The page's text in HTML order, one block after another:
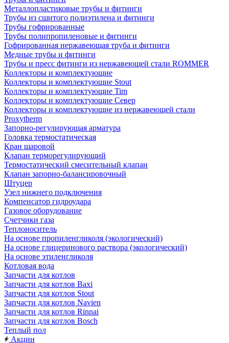
Металлопластиковые трубы и фитинги
Трубы из сшитого полиэтилена и фитинги
Трубы гофрированные
Трубы полипропиленовые и фитинги
Гофрированная нержавеющая труба и фитинги
Медные трубы и фитинги
Трубы и пресс фитинги из нержавеющей стали ROMMER
Коллекторы и комплектующие
Коллекторы и комплектующие Stout
Коллекторы и комплектующие Tim
Коллекторы и комплектующие Север
Коллекторы и комплектующие из нержавеющей стали
Proxytherm
Запорно-регулирующая арматура
Головка термостатическая
Кран шаровой
Клапан терморегулирующий
Термостатический смесительный клапан
Клапан запорно-балансировочный
Штуцер
Узел нижнего подключения
Компенсатор гидроудара
Газовое оборудование
Счетчики газа
Теплоноситель
На основе пропиленгликоля (экологический)
На основе глицеринового раствора (экологический)
На основе этиленгликоля
Котловая вода
Запчасти для котлов
Запчасти для котлов Baxi
Запчасти для котлов Stout
Запчасти для котлов Navien
Запчасти для котлов Rinnai
Запчасти для котлов Bosch
Теплый пол
Акции